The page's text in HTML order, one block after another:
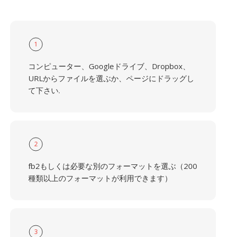
1
コンピューター、Googleドライブ、Dropbox、
URLからファイルを選ぶか、ページにドラッグし
て下さい.
2
fb2もしくは必要な別のフォーマットを選ぶ（200
種類以上のフォーマットが利用できます）
3